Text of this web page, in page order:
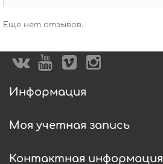
Еще нет отзывов.
Информация
Моя учетная запись
Контактная информация